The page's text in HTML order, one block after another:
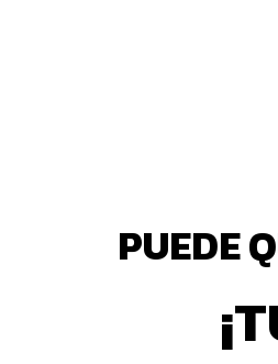
PUEDE